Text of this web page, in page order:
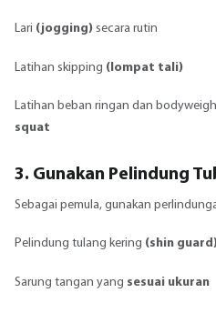
Lari (jogging) secara rutin
Latihan skipping (lompat tali)
Latihan beban ringan dan
squat
3. Gunakan Pelindung
Sebagai pemula, gunakan
Pelindung tulang kering (shin
Sarung tangan yang sesuai ukuran